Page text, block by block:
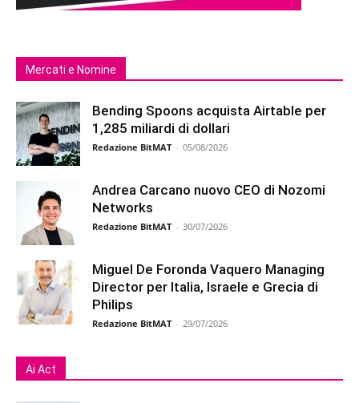
Mercati e Nomine
Bending Spoons acquista Airtable per
1,285 miliardi di dollari
Redazione BitMAT - 05/08/2026
Andrea Carcano nuovo CEO di Nozomi
Networks
Redazione BitMAT - 30/07/2026
Miguel De Foronda Vaquero Managing
Director per Italia, Israele e Grecia di
Philips
Redazione BitMAT - 29/07/2026
Ai Act